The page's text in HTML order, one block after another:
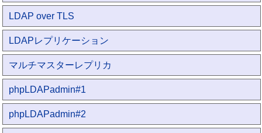
LDAP over TLS
LDAPレプリケーション
マルチマスターレプリカ
phpLDAPadmin#1
phpLDAPadmin#2